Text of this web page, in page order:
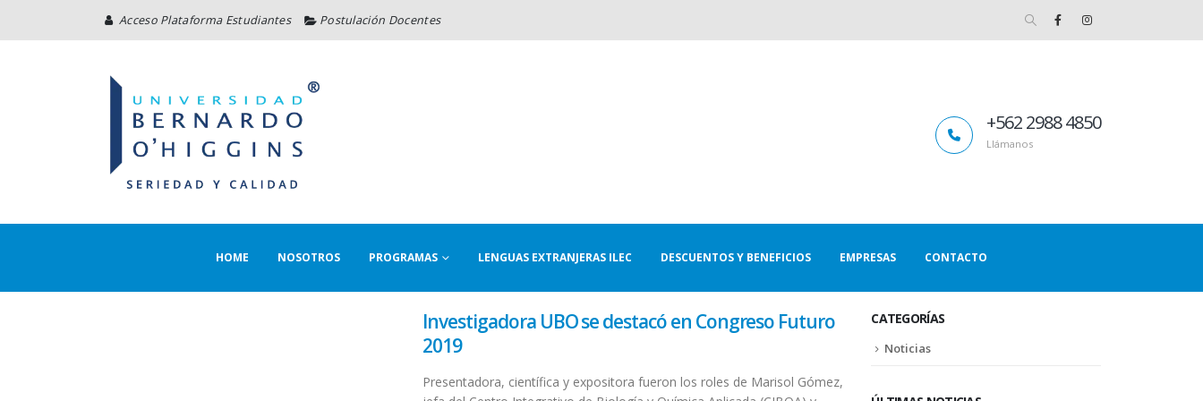
Acceso Plataforma Estudiantes Postulación Docentes
+562 2988 4850
Llámanos
HOME NOSOTROS PROGRAMAS LENGUAS EXTRANJERAS ILEC DESCUENTOS Y BENEFICIOS EMPRESAS CONTACTO
Investigadora UBO se destacó en Congreso Futuro
2019
Presentadora, científica y expositora fueron los roles de Marisol Gómez,
CATEGORÍAS
Noticias